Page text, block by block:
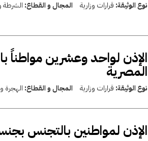
نوع الوثيقة: قرارات وزارية المجال و القطاع: الشرطة
الإذن لواحد وعشرين
المصرية
نوع الوثيقة: قرارات وزارية المجال و القطاع: الهجرة
الإذن لمواطنين بالتجنس